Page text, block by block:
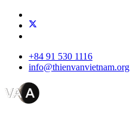
+84 91 530 1116
info@thienvanvietnam.org